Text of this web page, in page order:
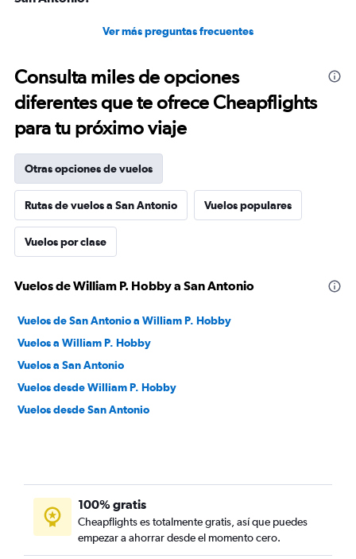
Ver más preguntas frecuentes
Consulta miles de opciones
diferentes que te ofrece Cheapflights
para tu próximo viaje
Otras opciones de vuelos
Rutas de vuelos a San Antonio Vuelos populares
Vuelos por clase
Vuelos de William P. Hobby a San Antonio
Vuelos de San Antonio a William P. Hobby
Vuelos a William P. Hobby
Vuelos a San Antonio
Vuelos desde William P. Hobby
Vuelos desde San Antonio
100% gratis
Cheapflights es totalmente gratis, así que puedes
empezar a ahorrar desde el momento cero.